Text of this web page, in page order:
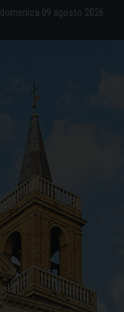
domenica 09 agosto 2026